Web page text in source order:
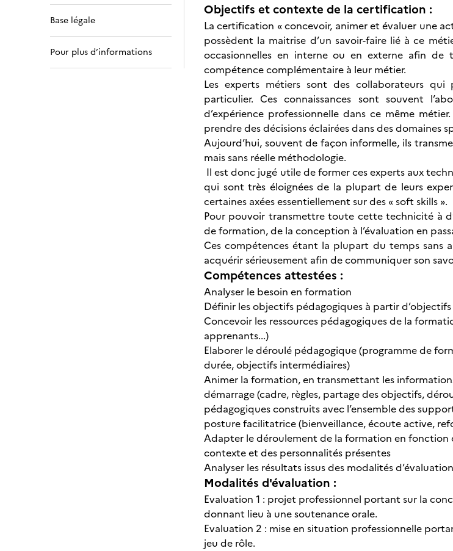
Base légale
Pour plus d’informations
Objectifs et contexte de la certification :
La certification « concevoir, animer et évaluer une
possèdent la maitrise d’un savoir-faire lié à ce
occasionnelles en interne ou en externe afin de
compétence complémentaire à leur métier.
Les experts métiers sont des collaborateurs qui
particulier. Ces connaissances sont souvent
d’expérience professionnelle dans ce même
prendre des décisions éclairées dans des domaines
Aujourd’hui, souvent de façon informelle, ils
mais sans réelle méthodologie.
Il est donc jugé utile de former ces experts aux
qui sont très éloignées de la plupart de leurs
certaines axées essentiellement sur des « soft skills ».
Pour pouvoir transmettre toute cette technicité à
de formation, de la conception à l’évaluation en
Ces compétences étant la plupart du temps sans
acquérir sérieusement afin de communiquer son
Compétences attestées :
Analyser le besoin en formation
Définir les objectifs pédagogiques à partir
Concevoir les ressources pédagogiques de la
apprenants...)
Elaborer le déroulé pédagogique (programme de
durée, objectifs intermédiaires)
Animer la formation, en transmettant les
démarrage (cadre, règles, partage des objectifs,
pédagogiques construits avec l’ensemble des
posture facilitatrice (bienveillance, écoute active,
Adapter le déroulement de la formation en fonction
contexte et des personnalités présentes
Analyser les résultats issus des modalités
Modalités d'évaluation :
Evaluation 1 : projet professionnel portant sur la
donnant lieu à une soutenance orale.
Evaluation 2 : mise en situation professionnelle
jeu de rôle.